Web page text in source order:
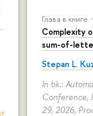
Глава в книге
Complexity
sum-of-
Stepan L.
In bk.:
Conference,
29, 2026,